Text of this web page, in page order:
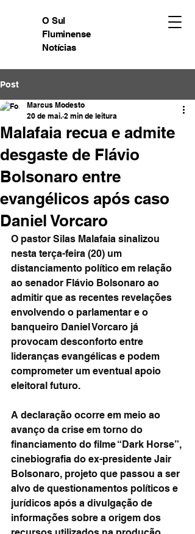
O Sul
Fluminense
Notícias
Post
Malafaia recua e admite
desgaste de Flávio
Bolsonaro entre
evangélicos após caso
Daniel Vorcaro
Marcus Modesto
20 de mai. 2 min de leitura
O pastor Silas Malafaia sinalizou
nesta terça-feira (20) um
distanciamento político em relação
ao senador Flávio Bolsonaro ao
admitir que as recentes revelações
envolvendo o parlamentar e o
banqueiro Daniel Vorcaro já
provocam desconforto entre
lideranças evangélicas e podem
comprometer um eventual apoio
eleitoral futuro.
A declaração ocorre em meio ao
avanço da crise em torno do
financiamento do filme “Dark Horse”,
cinebiografia do ex-presidente Jair
Bolsonaro, projeto que passou a ser
alvo de questionamentos políticos e
jurídicos após a divulgação de
informações sobre a origem dos